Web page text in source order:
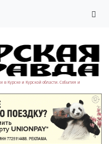
в Курске и Курской области. События и